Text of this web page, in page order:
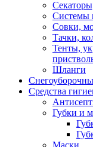
Системы
Совки,
Тачки,
Тенты,
Шланги
Средства
Губки и